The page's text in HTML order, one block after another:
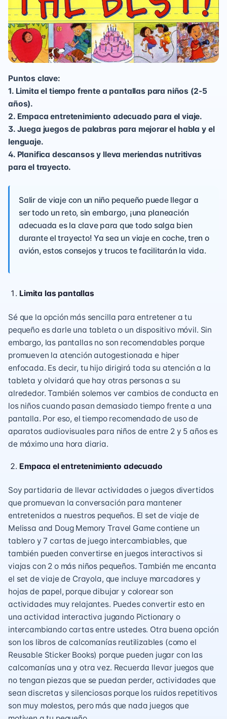
Puntos clave:
1. Limita el tiempo frente a pantallas para niños (2-5
años).
2. Empaca entretenimiento adecuado para el viaje.
3. Juega juegos de palabras para mejorar el habla y el
lenguaje.
4. Planifica descansos y lleva meriendas nutritivas
para el trayecto.
Salir de viaje con un niño pequeño puede llegar a
ser todo un reto, sin embargo, ¡una planeación
adecuada es la clave para que todo salga bien
durante el trayecto! Ya sea un viaje en coche, tren o
avión, estos consejos y trucos te facilitarán la vida.
Limita las pantallas
Sé que la opción más sencilla para entretener a tu
pequeño es darle una tableta o un dispositivo móvil. Sin
embargo, las pantallas no son recomendables porque
promueven la atención autogestionada e hiper
enfocada. Es decir, tu hijo dirigirá toda su atención a la
tableta y olvidará que hay otras personas a su
alrededor. También solemos ver cambios de conducta en
los niños cuando pasan demasiado tiempo frente a una
pantalla. Por eso, el tiempo recomendado de uso de
aparatos audiovisuales para niños de entre 2 y 5 años es
de máximo una hora diaria.
Empaca el entretenimiento adecuado
Soy partidaria de llevar actividades o juegos divertidos
que promuevan la conversación para mantener
entretenidos a nuestros pequeños. El set de viaje de
Melissa and Doug Memory Travel Game contiene un
tablero y 7 cartas de juego intercambiables, que
también pueden convertirse en juegos interactivos si
viajas con 2 o más niños pequeños. También me encanta
el set de viaje de Crayola, que incluye marcadores y
hojas de papel, porque dibujar y colorear son
actividades muy relajantes. Puedes convertir esto en
una actividad interactiva jugando Pictionary o
intercambiando cartas entre ustedes. Otra buena opción
son los libros de calcomanías reutilizables (como el
Reusable Sticker Books) porque pueden jugar con las
calcomanías una y otra vez. Recuerda llevar juegos que
no tengan piezas que se puedan perder, actividades que
sean discretas y silenciosas porque los ruidos repetitivos
son muy molestos, pero más que nada juegos que